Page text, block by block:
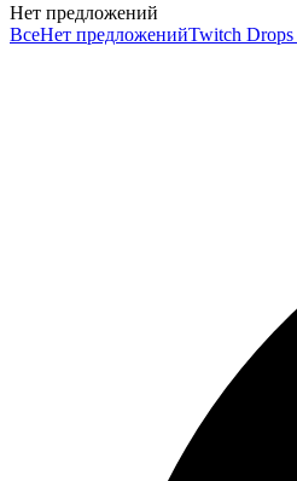
Нет предложений
ВсеНет предложенийTwitch Drops